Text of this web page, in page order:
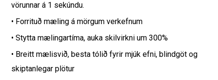
vörunnar á 1 sekúndu.
• Forrituð mæling á mörgum verkefnum
• Stytta mælingartíma, auka skilvirkni um 300%
• Breitt mælisvið, besta tólið fyrir mjúk efni, blindgöt og
skiptanlegar plötur